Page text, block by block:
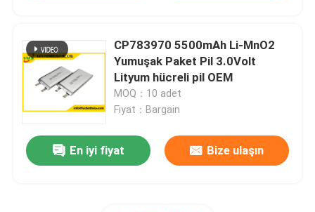
CP783970 5500mAh Li-MnO2
Yumuşak Paket Pil 3.0Volt
Lityum hücreli pil OEM
MOQ：10 adet
Fiyat：Bargain
En iyi fiyat Bize ulaşın